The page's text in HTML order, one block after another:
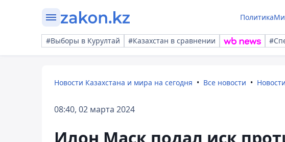
Политика
#Выборы в Курултай #Казахстан в сравнении
Новости Казахстана и мира на сегодня Все новости
08:40, 02 марта 2024